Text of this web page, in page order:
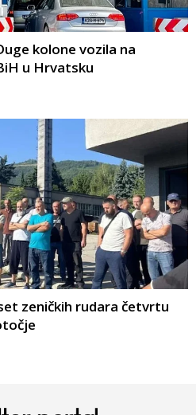
kolone vozila na
u Hrvatsku
zeničkih rudara četvrtu